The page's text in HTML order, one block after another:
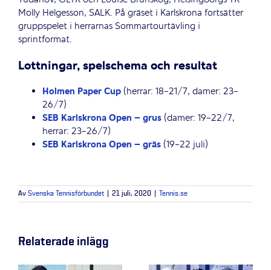
Molly Helgesson, SALK. På gräset i Karlskrona fortsätter
gruppspelet i herrarnas Sommartourtävling i
sprintformat.
Lottningar, spelschema och resultat
Holmen Paper Cup (herrar: 18-21/7, damer: 23-
26/7)
SEB Karlskrona Open – grus (damer: 19-22/7,
herrar: 23-26/7)
SEB Karlskrona Open – gräs (19-22 juli)
Av Svenska Tennisförbundet 21 juli, 2020 Tennis.se
Relaterade inlägg